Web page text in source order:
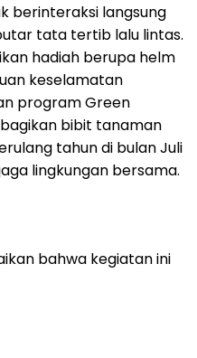
berinteraksi langsung
tata tertib lalu lintas.
hadiah berupa helm
keselamatan
program Green
bibit tanaman
tahun di bulan Juli
lingkungan bersama.
bahwa kegiatan ini